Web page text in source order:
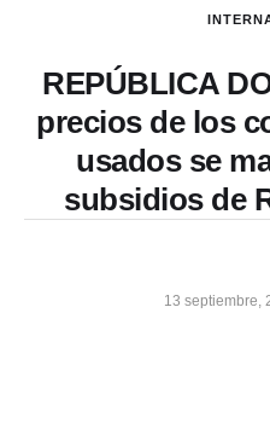
REPÚBLICA
precios de los
usados se
subsidios de
13 septiembre,